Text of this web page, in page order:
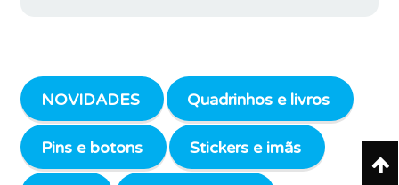
NOVIDADES Quadrinhos e livros
Pins e botons Stickers e imãs